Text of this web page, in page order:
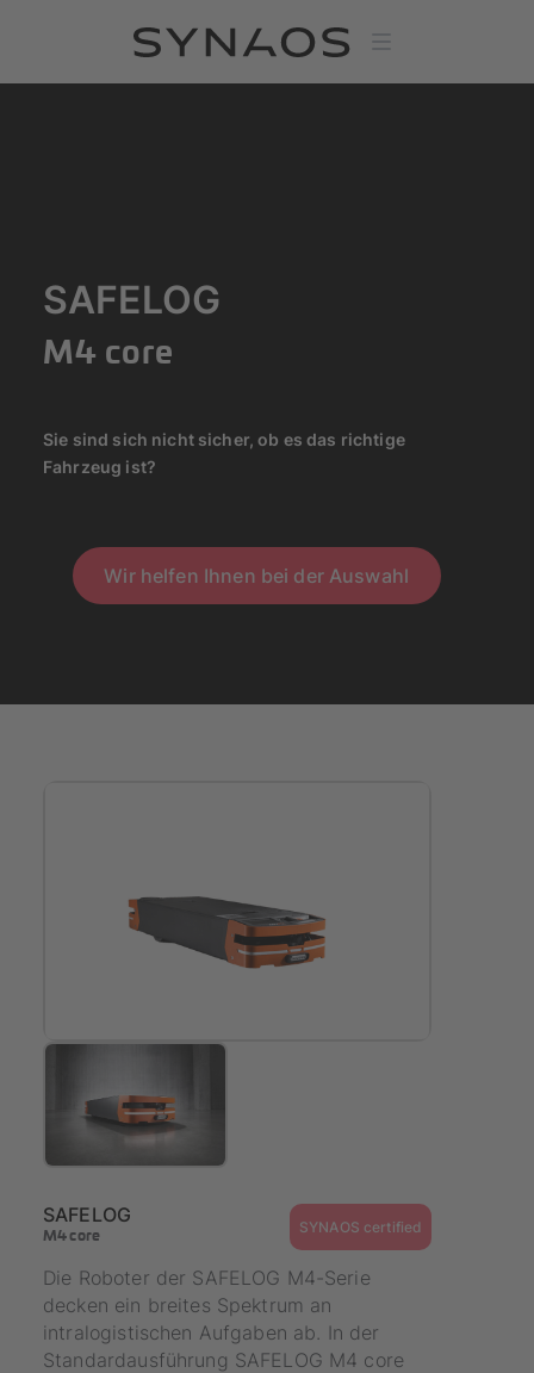
SAFELOG
M4 core
Sie sind sich nicht sicher, ob es das richtige
Fahrzeug ist?
Wir helfen Ihnen bei der Auswahl
SAFELOG
M4 core SYNAOS certified
Die Roboter der SAFELOG M4-Serie
decken ein breites Spektrum an
intralogistischen Aufgaben ab. In der
Standardausführung SAFELOG M4 core